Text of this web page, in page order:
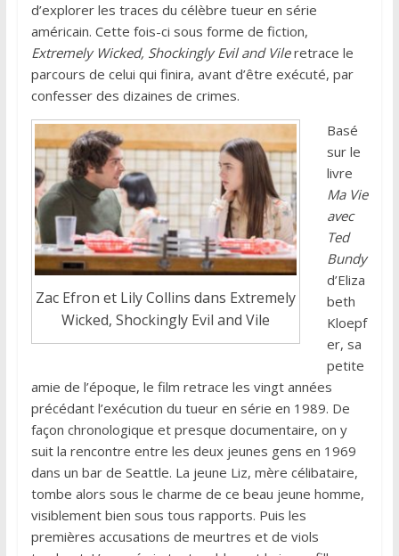
d’explorer les traces du célèbre tueur en série
américain. Cette fois-ci sous forme de fiction,
Extremely Wicked, Shockingly Evil and Vileretrace le
parcours de celui qui finira, avant d’être exécuté, par
confesser des dizaines de crimes.
Zac Efron et Lily Collins dans Extremely
Wicked, Shockingly Evil and Vile
Basé
sur le
livre
Ma Vie
avec
Ted
Bundy
d’Eliza
beth
Kloepf
er, sa
petite
amie de l’époque, le film retrace les vingt années
précédant l’exécution du tueur en série en 1989. De
façon chronologique et presque documentaire, on y
suit la rencontre entre les deux jeunes gens en 1969
dans un bar de Seattle. La jeune Liz, mère célibataire,
tombe alors sous le charme de ce beau jeune homme,
visiblement bien sous tous rapports. Puis les
premières accusations de meurtres et de viols